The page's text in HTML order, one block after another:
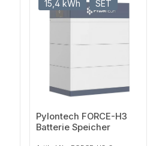
15,4 kWh SET
Pylontech FORCE-H3
Batterie Speicher